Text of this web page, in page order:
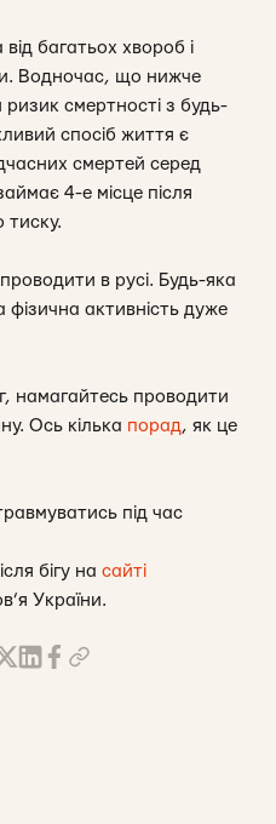
від багатьох хвороб і
Водночас, що нижче
смертності з будь-
спосіб життя є
смертей серед
4-е місце після
тиску.
в русі. Будь-яка
фізична активність дуже
намагайтесь проводити
Ось кілька порад, як це
під час
бігу на сайті
України.